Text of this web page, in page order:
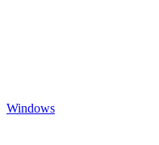
Windows